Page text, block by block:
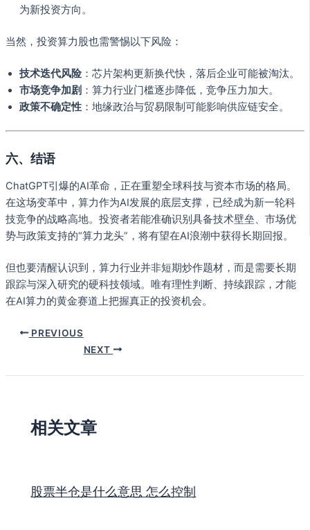
为新投资方向。
当然，投资算力股也需警惕以下风险：
技术迭代风险 ：芯片架构更新换代快，落后企业可能被淘汰。
市场竞争加剧 ：算力行业门槛逐步降低，竞争压力加大。
政策不确定性 ：地缘政治与贸易限制可能影响供应链安全。
六、结语
ChatGPT引爆的AI革命，正在重塑全球科技与资本市场的格局。
在这场变革中，算力作为AI发展的底层支撑，已经成为新一轮科
技竞争的战略高地。投资者若能准确识别具备技术壁垒、市场优
势与政策支持的“算力龙头”，将有望在AI浪潮中获得长期回报。
但也要清醒认识到，算力行业并非短期炒作题材，而是需要长期
跟踪与深入研究的硬科技领域。唯有理性判断、持续跟踪，才能
在AI算力的黄金赛道上把握真正的投资机会。
PREVIOUS
NEXT
相关文章
股票半仓是什么意思 怎么控制